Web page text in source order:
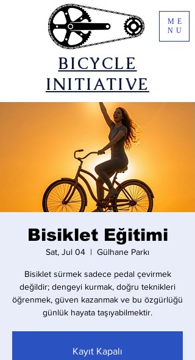
​BICYCLE
INITIATIVE
ME
NU
Bisiklet Eğitimi
Sat, Jul 04
  |
Gülhane Parkı
Bisiklet sürmek sadece pedal çevirmek
değildir; dengeyi kurmak, doğru teknikleri
öğrenmek, güven kazanmak ve bu özgürlüğü
günlük hayata taşıyabilmektir.
Kayıt Kapalı